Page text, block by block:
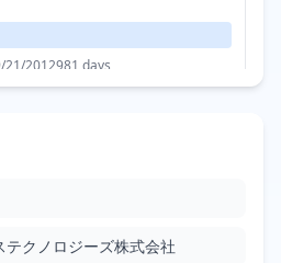
21/2012981 days
クノロジーズ株式会社